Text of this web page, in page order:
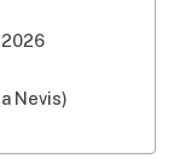
Nevis)